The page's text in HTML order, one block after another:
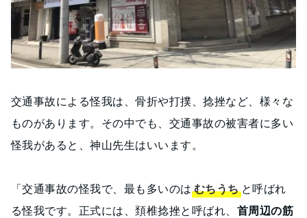
交通事故による怪我は、骨折や打撲、捻挫など、様々な
ものがあります。その中でも、交通事故の被害者に多い
怪我があると、神山先生はいいます。
「交通事故の怪我で、最も多いのは むちうちと呼ばれ
る怪我です。正式には、頚椎捻挫と呼ばれ、 首周辺の筋